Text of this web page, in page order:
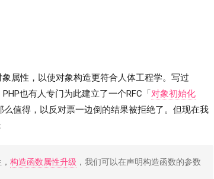
属性，以使对象构造更符合人体工程学。写过
PHP也有人专门为此建立了一个RFC「对象初始化
值得，以反对票一边倒的结果被拒绝了。但现在我
构造函数属性升级 ，我们可以在声明构造函数的参数